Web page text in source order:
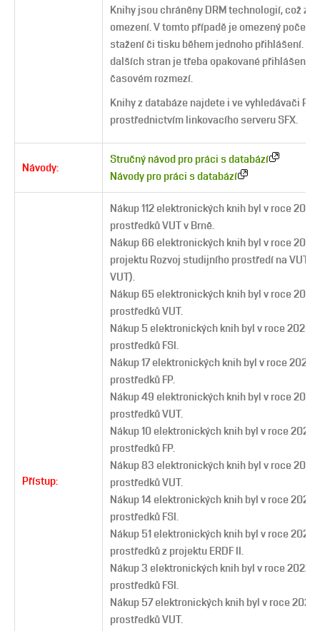
Knihy jsou chráněny DRM technologií, což
omezení. V tomto případě je omezený počet
stažení či tisku během jednoho přihlášení.
dalších stran je třeba opakované přihlášení v
časovém rozmezí.
Knihy z databáze najdete i ve vyhledávači
prostřednictvím linkovacího serveru SFX.
Návody:
Stručný návod pro práci s databází
Návody pro práci s databází
Přístup:
Nákup 112 elektronických knih byl v roce
prostředků VUT v Brně.
Nákup 66 elektronických knih byl v roce 2018
projektu Rozvoj studijního prostředí na VUT
VUT).
Nákup 65 elektronických knih byl v roce 2019
prostředků VUT.
Nákup 5 elektronických knih byl v roce 2020
prostředků FSI.
Nákup 17 elektronických knih byl v roce 2020
prostředků FP.
Nákup 49 elektronických knih byl v roce 2020
prostředků VUT.
Nákup 10 elektronických knih byl v roce 2021
prostředků FP.
Nákup 83 elektronických knih byl v roce 2021
prostředků VUT.
Nákup 14 elektronických knih byl v roce 2021
prostředků FSI.
Nákup 51 elektronických knih byl v roce 2021
prostředků z projektu ERDF II.
Nákup 3 elektronických knih byl v roce 2022
prostředků FSI.
Nákup 57 elektronických knih byl v roce 2022
prostředků VUT.